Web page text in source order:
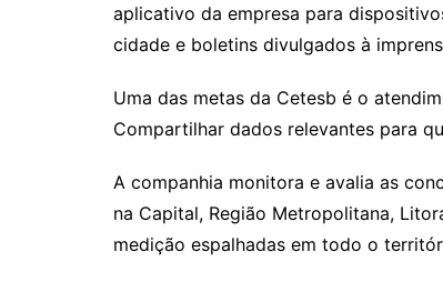
aplicativo da empresa para
cidade e boletins divulgados à
Uma das metas da Cetesb é o
Compartilhar dados relevantes para
A companhia monitora e avalia as
na Capital, Região Metropolitana,
medição espalhadas em todo o